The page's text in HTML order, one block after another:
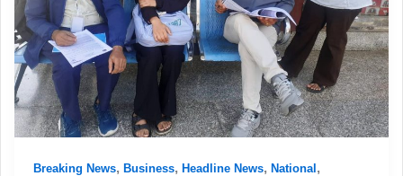
Breaking News,Business,Headline News,National ,